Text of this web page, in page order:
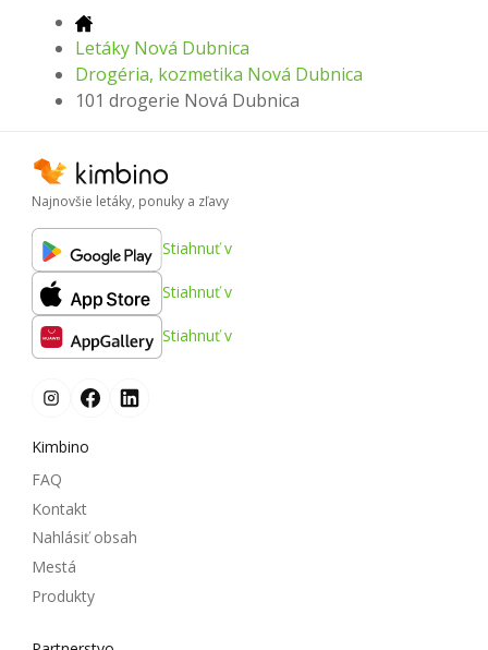
Letáky Nová Dubnica
Drogéria, kozmetika Nová Dubnica
101 drogerie Nová Dubnica
Najnovšie letáky, ponuky a zľavy
Stiahnuť v
Stiahnuť v
Stiahnuť v
Kimbino
FAQ
Kontakt
Nahlásiť obsah
Mestá
Produkty